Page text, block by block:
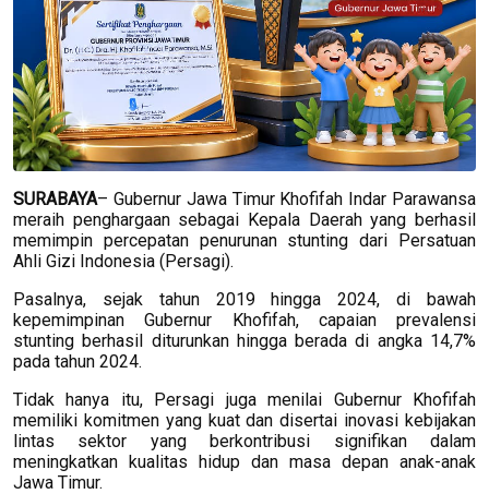
SURABAYA– Gubernur Jawa Timur Khofifah Indar Parawansa
meraih penghargaan sebagai Kepala Daerah yang berhasil
memimpin percepatan penurunan stunting dari Persatuan
Ahli Gizi Indonesia (Persagi).
Pasalnya, sejak tahun 2019 hingga 2024, di bawah
kepemimpinan Gubernur Khofifah, capaian prevalensi
stunting berhasil diturunkan hingga berada di angka 14,7%
pada tahun 2024.
Tidak hanya itu, Persagi juga menilai Gubernur Khofifah
memiliki komitmen yang kuat dan disertai inovasi kebijakan
lintas sektor yang berkontribusi signifikan dalam
meningkatkan kualitas hidup dan masa depan anak-anak
Jawa Timur.